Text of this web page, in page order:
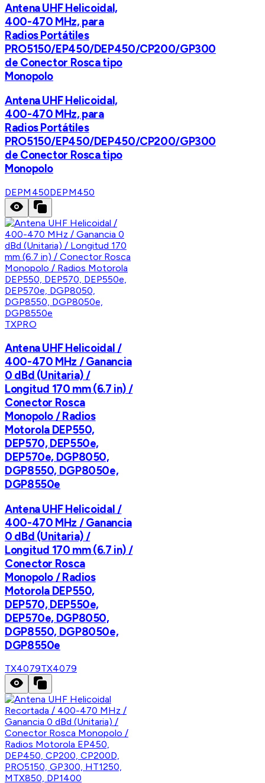
Antena UHF Helicoidal,
400-470 MHz, para
Radios Portátiles
PRO5150/EP450/DEP450/CP200/GP300
de Conector Rosca tipo
Monopolo
Antena UHF Helicoidal,
400-470 MHz, para
Radios Portátiles
PRO5150/EP450/DEP450/CP200/GP300
de Conector Rosca tipo
Monopolo
DEPM450DEPM450
TXPRO
Antena UHF Helicoidal /
400-470 MHz / Ganancia
0 dBd (Unitaria) /
Longitud 170 mm (6.7 in) /
Conector Rosca
Monopolo / Radios
Motorola DEP550,
DEP570, DEP550e,
DEP570e, DGP8050,
DGP8550, DGP8050e,
DGP8550e
Antena UHF Helicoidal /
400-470 MHz / Ganancia
0 dBd (Unitaria) /
Longitud 170 mm (6.7 in) /
Conector Rosca
Monopolo / Radios
Motorola DEP550,
DEP570, DEP550e,
DEP570e, DGP8050,
DGP8550, DGP8050e,
DGP8550e
TX4079TX4079